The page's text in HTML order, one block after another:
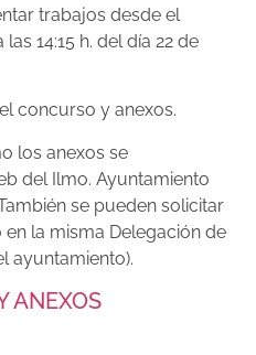
trabajos desde el
14:15 h. del día 22 de
concurso y anexos.
los anexos se
del Ilmo. Ayuntamiento
se pueden solicitar
en la misma Delegación de
ayuntamiento).
ANEXOS